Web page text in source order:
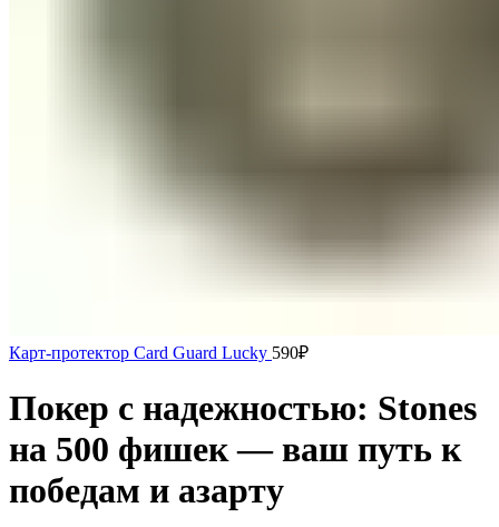
Карт-протектор Card Guard Lucky 590₽
Покер с надежностью: Stones
на 500 фишек — ваш путь к
победам и азарту